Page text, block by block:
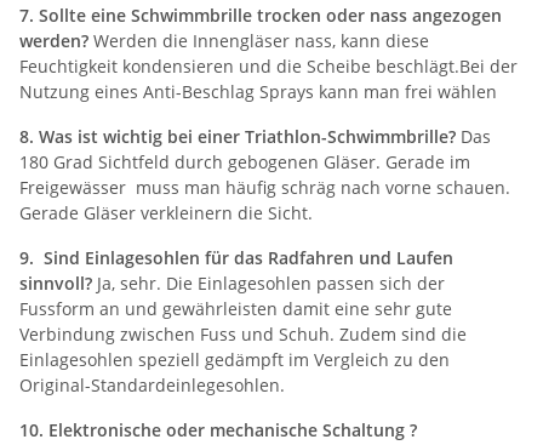
7. Sollte eine Schwimmbrille trocken oder nass angezogen
werden? Werden die Innengläser nass, kann diese
Feuchtigkeit kondensieren und die Scheibe beschlägt.Bei der
Nutzung eines Anti-Beschlag Sprays kann man frei wählen
8. Was ist wichtig bei einer Triathlon-Schwimmbrille? Das
180 Grad Sichtfeld durch gebogenen Gläser. Gerade im
Freigewässer muss man häufig schräg nach vorne schauen.
Gerade Gläser verkleinern die Sicht.
9. Sind Einlagesohlen für das Radfahren und Laufen
sinnvoll? Ja, sehr. Die Einlagesohlen passen sich der
Fussform an und gewährleisten damit eine sehr gute
Verbindung zwischen Fuss und Schuh. Zudem sind die
Einlagesohlen speziell gedämpft im Vergleich zu den
Original-Standardeinlegesohlen.
10. Elektronische oder mechanische Schaltung ?